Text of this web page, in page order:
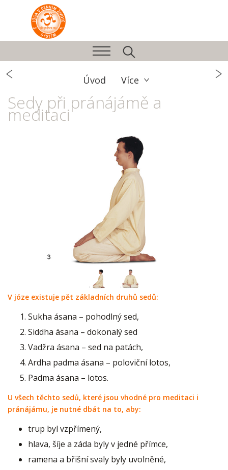
Úvod Více
Sedy při pránájámě a
meditaci
V józe existuje pět základních druhů sedů:
Sukha ásana – pohodlný sed,
Siddha ásana – dokonalý sed
Vadžra ásana – sed na patách,
Ardha padma ásana – poloviční lotos,
Padma ásana – lotos.
U všech těchto sedů, které jsou vhodné pro meditaci i
pránájámu, je nutné dbát na to, aby:
trup byl vzpřímený,
hlava, šíje a záda byly v jedné přímce,
ramena a břišní svaly byly uvolněné,